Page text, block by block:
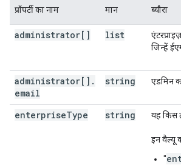
प्रॉपर्टी का नाम मान ब्यौरा
administrator[] list
जिन्हें
administrator[] .
email
string एडमिन
enterpriseType string यह किस
इन वैल्यू
"